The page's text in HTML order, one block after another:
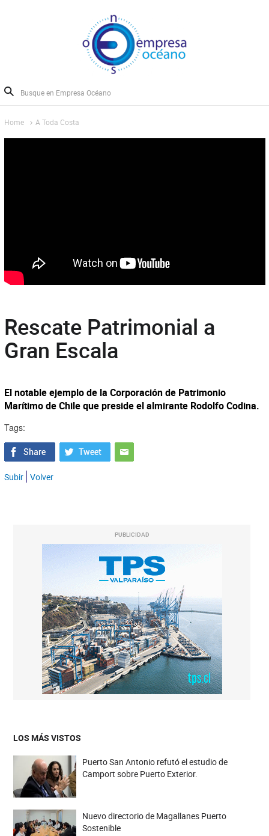
Home A Toda Costa
Rescate Patrimonial a
Gran Escala
El notable ejemplo de la Corporación de Patrimonio
Marítimo de Chile que preside el almirante Rodolfo Codina.
Tags:
Subir Volver
PUBLICIDAD
LOS MÁS VISTOS
Puerto San Antonio refutó el estudio de
Camport sobre Puerto Exterior.
Nuevo directorio de Magallanes Puerto
Sostenible